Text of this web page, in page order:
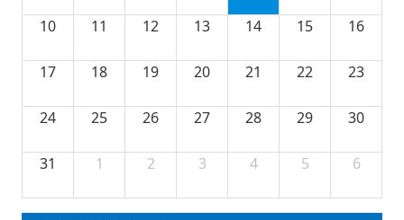
10 11 12 13 14 15 16
17 18 19 20 21 22 23
24 25 26 27 28 29 30
31 1 2 3 4 5 6